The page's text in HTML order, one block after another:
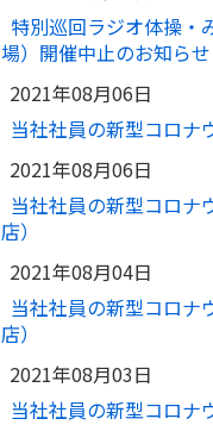
特別巡回ラジオ体操・
場）開催中止のお知らせ
2021年08月06日
当社社員の新型コロナ
2021年08月06日
当社社員の新型コロナ
店）
2021年08月04日
当社社員の新型コロナ
店）
2021年08月03日
当社社員の新型コロナ